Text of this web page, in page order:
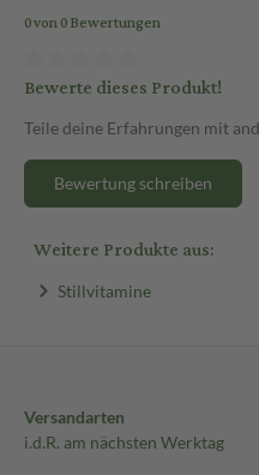
0 von 0 Bewertungen
Bewerte dieses Produkt!
Teile deine Erfahrungen mit
Bewertung schreiben
Weitere Produkte aus:
Stillvitamine
Versandarten
i.d.R. am nächsten Werktag